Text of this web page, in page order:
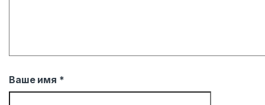
Ваше имя *